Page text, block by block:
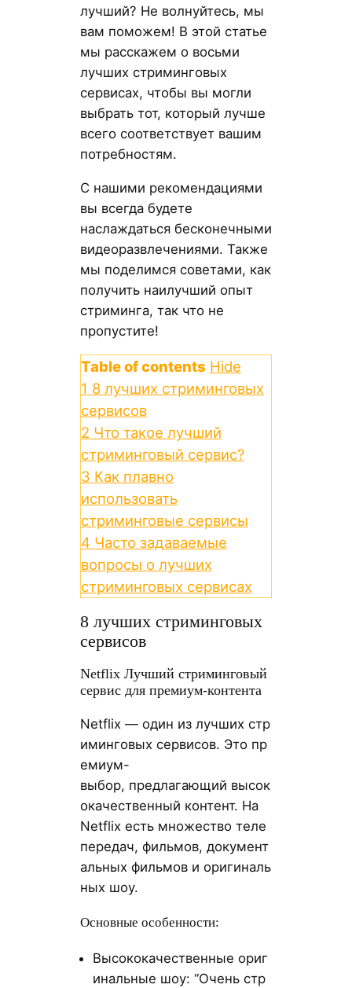
лучший? Не волнуйтесь, мы
вам поможем! В этой статье
мы расскажем о восьми
лучших стриминговых
сервисах, чтобы вы могли
выбрать тот, который лучше
всего соответствует вашим
потребностям.
С нашими рекомендациями
вы всегда будете
наслаждаться бесконечными
видеоразвлечениями. Также
мы поделимся советами, как
получить наилучший опыт
стриминга, так что не
пропустите!
Table of contents Hide
1 8 лучших стриминговых
сервисов
2 Что такое лучший
стриминговый сервис?
3 Как плавно
использовать
стриминговые сервисы
4 Часто задаваемые
вопросы о лучших
стриминговых сервисах
8 лучших стриминговых
сервисов
Netflix Лучший стриминговый
сервис для премиум-контента
Netflix — один из лучших стр
иминговых сервисов. Это пр
емиум-
выбор, предлагающий высок
окачественный контент. На
Netflix есть множество теле
передач, фильмов, документ
альных фильмов и оригиналь
ных шоу.
Основные особенности:
Высококачественные ориг
инальные шоу: “Очень стр